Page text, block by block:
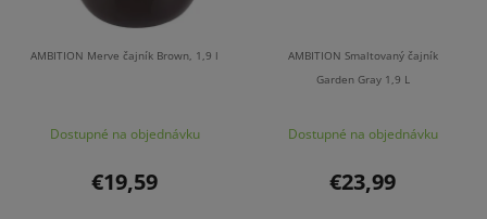
AMBITION Merve čajník Brown, 1,9 l
Dostupné na objednávku
€19,59
AMBITION Smaltovaný čajník
Garden Gray 1,9 L
Dostupné na objednávku
€23,99